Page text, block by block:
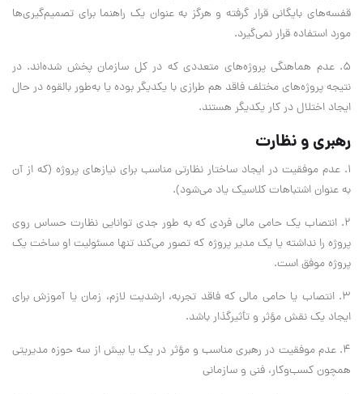
قفسه‌های بایگانی قرار گرفته و هرگز به عنوان یک راهنما برای تصمیم‌گیری‌ها
مورد استفاده قرار نمی‌گیرد.
5. عدم هماهنگی پروژه‌های متعددی که در کل سازمان پخش شده‌اند. در
نتیجه پروژه‌های مختلف فاقد هم طرازی با یکدیگر بوده یا به‌طور بالقوه در حال
ایجاد اختلال در کار یکدیگر هستند.
رهبری و نظارت
1. عدم موفقیت در ایجاد ساختار نظارتی مناسب برای نیازهای پروژه (که از آن
به عنوان اشتباهات کلاسیک یاد می‌شود).
2. انتصاب یک حامی مالی فردی که به طور جدی توانایی نظارت حساس روی
پروژه را نداشته یا یک مدیر پروژه که تصور می‌کند تنها مسئولیت او ساخت یک
پروژه موفق است.
3. انتصاب یا حامی مالی که فاقد تجربه، ارشدیت لازم، زمان یا آموزش برای
ایجاد یک نقش مؤثر و تأثیرگذار باشد.
4. عدم موفقیت در رهبری مناسب و مؤثر در یک یا بیش از سه حوزه مدیریتی
همچون کسب‌وکار، فنی و سازمانی